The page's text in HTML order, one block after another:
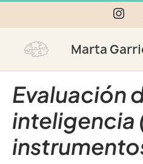
to
content
Evaluación
inteligencia